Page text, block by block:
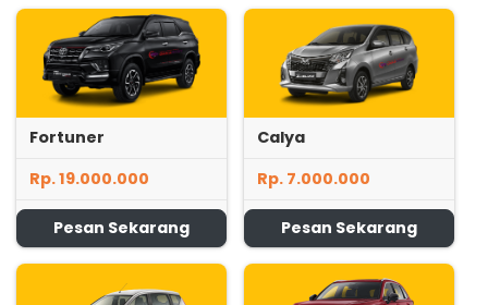
Fortuner
Rp. 19.000.000
Pesan Sekarang
Calya
Rp. 7.000.000
Pesan Sekarang